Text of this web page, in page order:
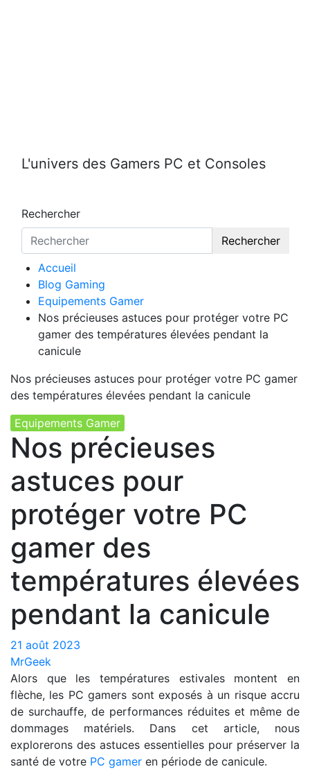
L'univers des Gamers PC et Consoles
Rechercher
Rechercher
Accueil
Blog Gaming
Equipements Gamer
Nos précieuses astuces pour protéger votre PC
gamer des températures élevées pendant la
canicule
Nos précieuses astuces pour protéger votre PC gamer
des températures élevées pendant la canicule
Equipements Gamer
Nos précieuses
astuces pour
protéger votre PC
gamer des
températures élevées
pendant la canicule
21 août 2023
MrGeek
Alors que les températures estivales montent en
flèche, les PC gamers sont exposés à un risque accru
de surchauffe, de performances réduites et même de
dommages matériels. Dans cet article, nous
explorerons des astuces essentielles pour préserver la
santé de votre PC gamer en période de canicule.